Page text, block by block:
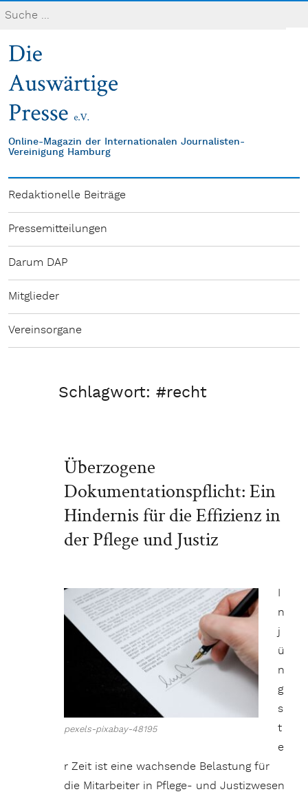
Online-Magazin der Internationalen Journalisten-
Vereinigung Hamburg
Redaktionelle Beiträge
Pressemitteilungen
Darum DAP
Mitglieder
Vereinsorgane
Schlagwort:#recht
Überzogene
Dokumentationspflicht: Ein
Hindernis für die Effizienz in
der Pflege und Justiz
pexels-pixabay-48195
I
n
j
ü
n
g
s
t
e
r Zeit ist eine wachsende Belastung für
die Mitarbeiter in Pflege- und Justizwesen